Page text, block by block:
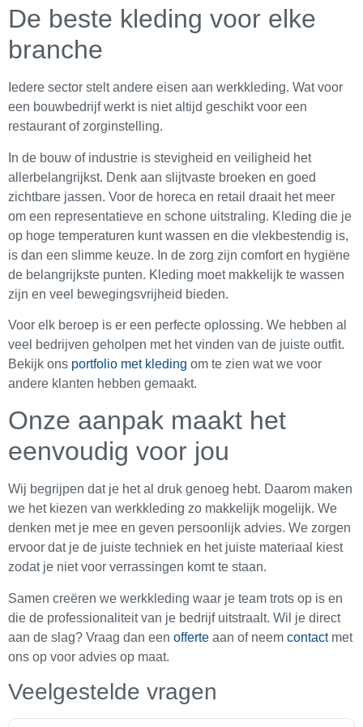
De beste kleding voor elke
branche
Iedere sector stelt andere eisen aan werkkleding. Wat voor
een bouwbedrijf werkt is niet altijd geschikt voor een
restaurant of zorginstelling.
In de bouw of industrie is stevigheid en veiligheid het
allerbelangrijkst. Denk aan slijtvaste broeken en goed
zichtbare jassen. Voor de horeca en retail draait het meer
om een representatieve en schone uitstraling. Kleding die je
op hoge temperaturen kunt wassen en die vlekbestendig is,
is dan een slimme keuze. In de zorg zijn comfort en hygiëne
de belangrijkste punten. Kleding moet makkelijk te wassen
zijn en veel bewegingsvrijheid bieden.
Voor elk beroep is er een perfecte oplossing. We hebben al
veel bedrijven geholpen met het vinden van de juiste outfit.
Bekijk ons portfolio met kleding om te zien wat we voor
andere klanten hebben gemaakt.
Onze aanpak maakt het
eenvoudig voor jou
Wij begrijpen dat je het al druk genoeg hebt. Daarom maken
we het kiezen van werkkleding zo makkelijk mogelijk. We
denken met je mee en geven persoonlijk advies. We zorgen
ervoor dat je de juiste techniek en het juiste materiaal kiest
zodat je niet voor verrassingen komt te staan.
Samen creëren we werkkleding waar je team trots op is en
die de professionaliteit van je bedrijf uitstraalt. Wil je direct
aan de slag? Vraag dan een offerte aan of neem contactmet
ons op voor advies op maat.
Veelgestelde vragen